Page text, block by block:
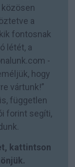
a
fontosnak
létét, a
-
hogy
vártunk!”
független
forint segíti,
kattintson